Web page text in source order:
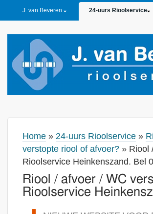
J. van Beveren 24-uurs Rioolservice
Home » 24-uurs Rioolservice »
verstopte riool of afvoer? » Riool
Rioolservice Heinkenszand. Bel
Riool / afvoer / WC
Rioolservice